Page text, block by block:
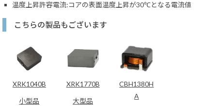
温度上昇許容電流:コアの表面温度上昇が30℃となる電流値
こちらの製品もございます
XRK1040B
小型品
XRK1770B
大型品
CBH1380H
A